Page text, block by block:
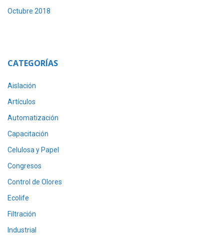
Octubre 2018
CATEGORÍAS
Aislación
Artículos
Automatización
Capacitación
Celulosa y Papel
Congresos
Control de Olores
Ecolife
Filtración
Industrial